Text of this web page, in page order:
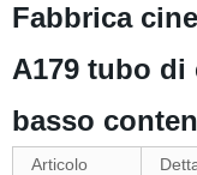
Fabbrica
A179 tubo di
basso
Articolo